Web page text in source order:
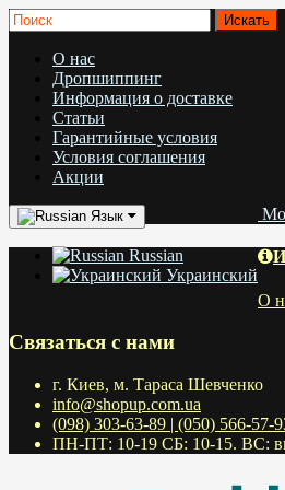
О нас
Дропшиппинг
Информация о доставке
Статьи
Гарантийные условия
Условия соглашения
Акции
Язык
Russian
Украинский
О
Связаться с нами
г. Киев, м. Тараса Шевченко
info@shopup.com.ua
(098) 303-63-89 | (050) 566-57-
ПН-ПТ: 10-19 СБ: 10-15. ВС: